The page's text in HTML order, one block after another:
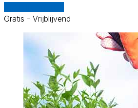
Gratis - Vrijblijvend